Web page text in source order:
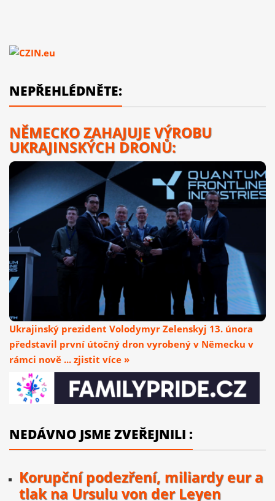
NEPŘEHLÉDNĚTE:
NĚMECKO ZAHAJUJE VÝROBU
UKRAJINSKÝCH DRONŮ:
Ukrajinský prezident Volodymyr Zelenskyj 13. února
představil první útočný dron vyrobený v Německu v
rámci nově ... zjistit více »
NEDÁVNO JSME ZVEŘEJNILI :
Korupční podezření, miliardy eur a
tlak na Ursulu von der Leyen